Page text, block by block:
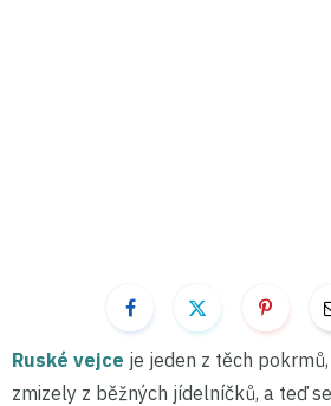
Ruské vejce je jeden z těch
zmizely z běžných jídelníčků, a teď